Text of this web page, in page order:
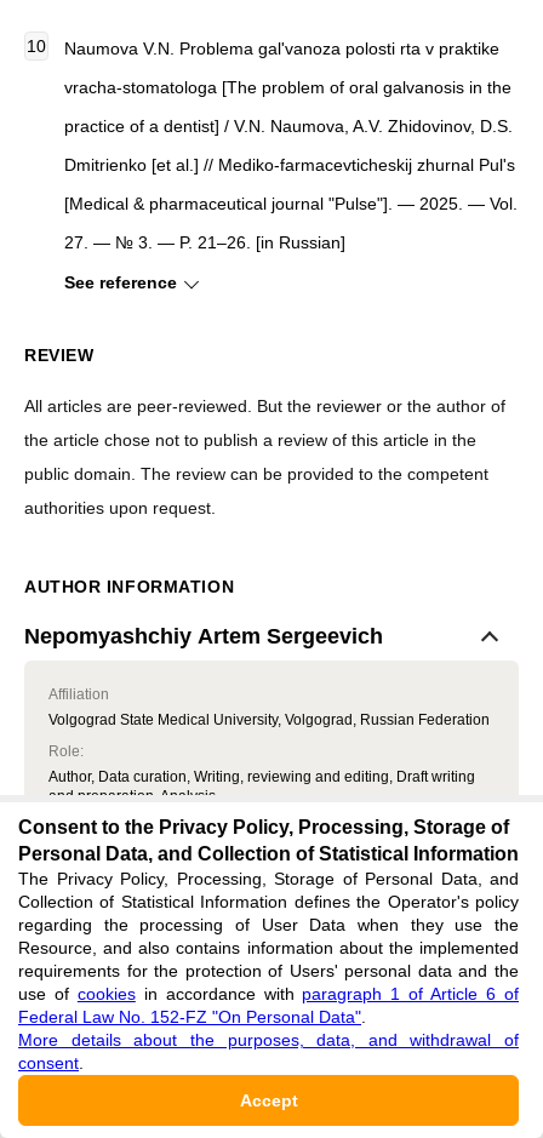
Naumova V.N. Problema gal'vanoza polosti rta v praktike
vracha-stomatologa [The problem of oral galvanosis in the
practice of a dentist] / V.N. Naumova, A.V. Zhidovinov, D.S.
Dmitrienko [et al.] // Mediko-farmacevticheskij zhurnal Pul's
[Medical & pharmaceutical journal "Pulse"]. — 2025. — Vol.
27. — № 3. — P. 21–26. [in Russian]
See reference
REVIEW
All articles are peer-reviewed. But the reviewer or the author of
the article chose not to publish a review of this article in the
public domain. The review can be provided to the competent
authorities upon request.
AUTHOR INFORMATION
Nepomyashchiy Artem Sergeevich
Affiliation
Volgograd State Medical University, Volgograd, Russian Federation
Role:
Author, Data curation, Writing, reviewing and editing, Draft writing
and preparation, Analysis
ELIBRARY AUTHOR ID:
1279524
Naumova Viktoriya Nikolaevna
Affiliation
Volgograd State Medical University, Volgograd, Russian Federation
Role:
Author, Conceptualization, Management, Visualization, Writing,
Consent to the Privacy Policy, Processing, Storage of
Personal Data, and Collection of Statistical Information
The Privacy Policy, Processing, Storage of Personal Data, and
Collection of Statistical Information defines the Operator's policy
regarding the processing of User Data when they use the
Resource, and also contains information about the implemented
requirements for the protection of Users' personal data and the
use of cookiesin accordance with paragraph 1 of Article 6 of
Federal Law No. 152-FZ "On Personal Data"
More details about the purposes, data, and withdrawal of
consent
Accept